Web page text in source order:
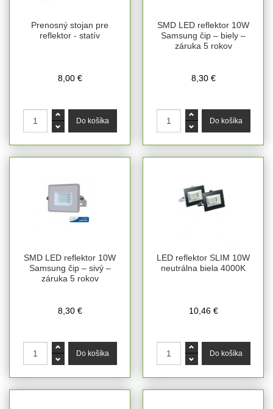
Prenosný stojan pre
reflektor - statív
8,00 €
SMD LED reflektor 10W
Samsung čip – biely –
záruka 5 rokov
8,30 €
SMD LED reflektor 10W
Samsung čip – sivý –
záruka 5 rokov
8,30 €
LED reflektor SLIM 10W
neutrálna biela 4000K
10,46 €